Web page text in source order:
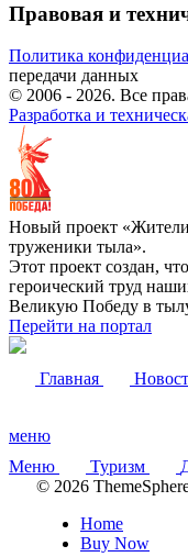
Правовая и
Политика
передачи данных
© 2006 - 2026. Все
Разработка и
Новый проект «Жители
труженики тыла».
Этот проект создан,
героический труд
Великую Победу в
Перейти на портал
Главная
меню
Меню
Туризм
© 2026
Home
Buy Now